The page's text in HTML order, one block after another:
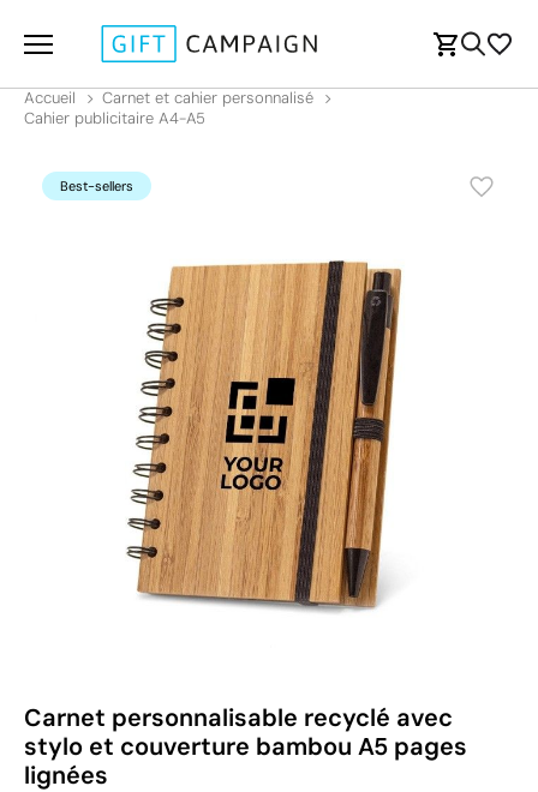
Accueil
Carnet et cahier personnalisé
Cahier publicitaire A4-A5
Best-sellers
Carnet personnalisable recyclé avec
stylo et couverture bambou A5 pages
lignées